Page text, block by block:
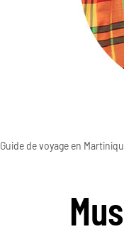
Guide de voyage en